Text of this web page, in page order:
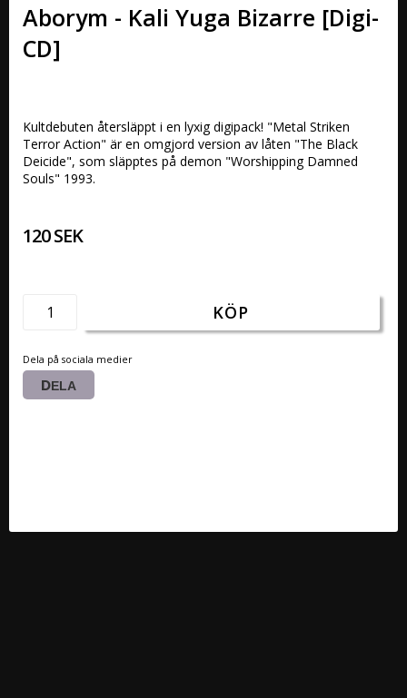
Aborym - Kali Yuga Bizarre [Digi-
CD]
Kultdebuten återsläppt i en lyxig digipack! "Metal Striken
Terror Action" är en omgjord version av låten "The Black
Deicide", som släpptes på demon "Worshipping Damned
Souls" 1993.
120 SEK
KÖP
Dela på sociala medier
DELA